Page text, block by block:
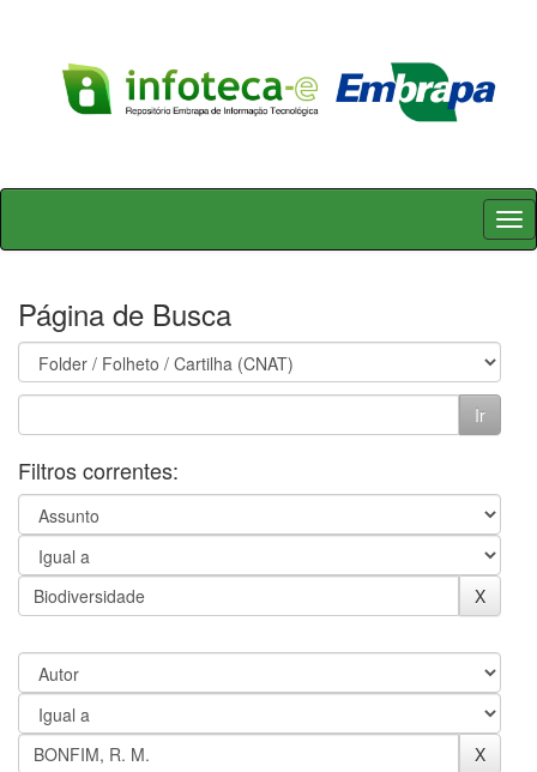
Skip
Página de Busca
Filtros correntes: